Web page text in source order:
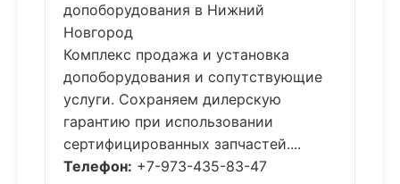
допоборудования в Нижний
Новгород
Комплекс продажа и установка
допоборудования и сопутствующие
услуги. Сохраняем дилерскую
гарантию при использовании
сертифицированных запчастей....
Телефон: +7-973-435-83-47